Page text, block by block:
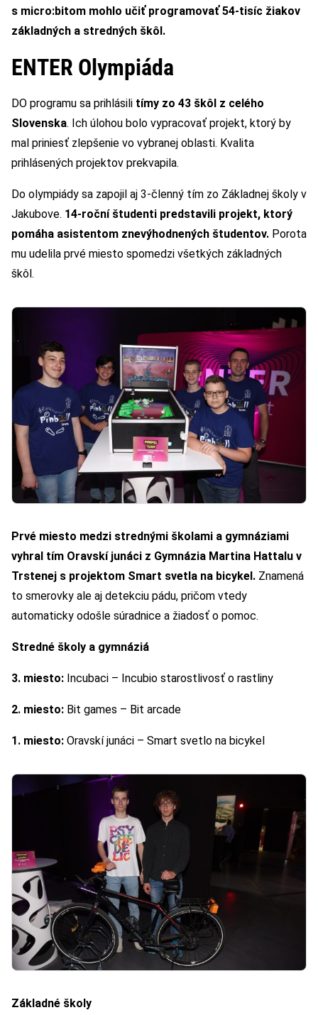
s micro:bitom mohlo učiť programovať 54-tisíc žiakov
základných a stredných škôl.
ENTER Olympiáda
DO programu sa prihlásili tímy zo 43 škôl z celého
Slovenska. Ich úlohou bolo vypracovať projekt, ktorý by
mal priniesť zlepšenie vo vybranej oblasti. Kvalita
prihlásených projektov prekvapila.
Do olympiády sa zapojil aj 3-členný tím zo Základnej školy v
Jakubove. 14-roční študenti predstavili projekt, ktorý
pomáha asistentom znevýhodnených študentov. Porota
mu udelila prvé miesto spomedzi všetkých základných
škôl.
Prvé miesto medzi strednými školami a gymnáziami
vyhral tím Oravskí junáci z Gymnázia Martina Hattalu v
Trstenej s projektom Smart svetla na bicykel. Znamená
to smerovky ale aj detekciu pádu, pričom vtedy
automaticky odošle súradnice a žiadosť o pomoc.
Stredné školy a gymnáziá
3. miesto: Incubaci – Incubio starostlivosť o rastliny
2. miesto: Bit games – Bit arcade
1. miesto: Oravskí junáci – Smart svetlo na bicykel
Základné školy